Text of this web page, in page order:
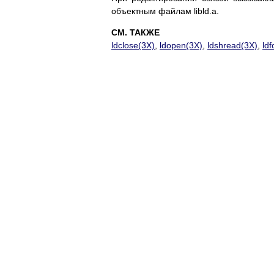
объектным файлам libld.a.
СМ. ТАКЖЕ
ldclose(3X)
ldopen(3X) ldshread(3X)